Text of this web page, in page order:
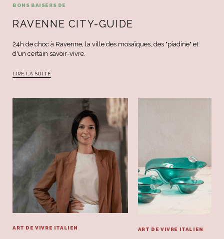
BONS BAISERS DE
RAVENNE CITY-GUIDE
24h de choc à Ravenne, la ville des mosaïques, des "piadine" et
d'un certain savoir-vivre.
LIRE LA SUITE
ART DE VIVRE ITALIEN ART DE VIVRE ITALIEN